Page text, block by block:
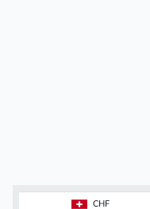
CHF